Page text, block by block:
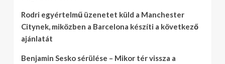
Rodri egyértelmű üzenetet küld a Manchester
Citynek, miközben a Barcelona készíti a következő
ajánlatát
Benjamin Sesko sérülése – Mikor tér vissza a